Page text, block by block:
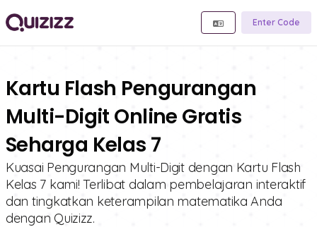
Enter Code
Kartu Flash Pengurangan
Multi-Digit Online Gratis
Seharga Kelas 7
Kuasai Pengurangan Multi-Digit dengan Kartu Flash
Kelas 7 kami! Terlibat dalam pembelajaran interaktif
dan tingkatkan keterampilan matematika Anda
dengan Quizizz.